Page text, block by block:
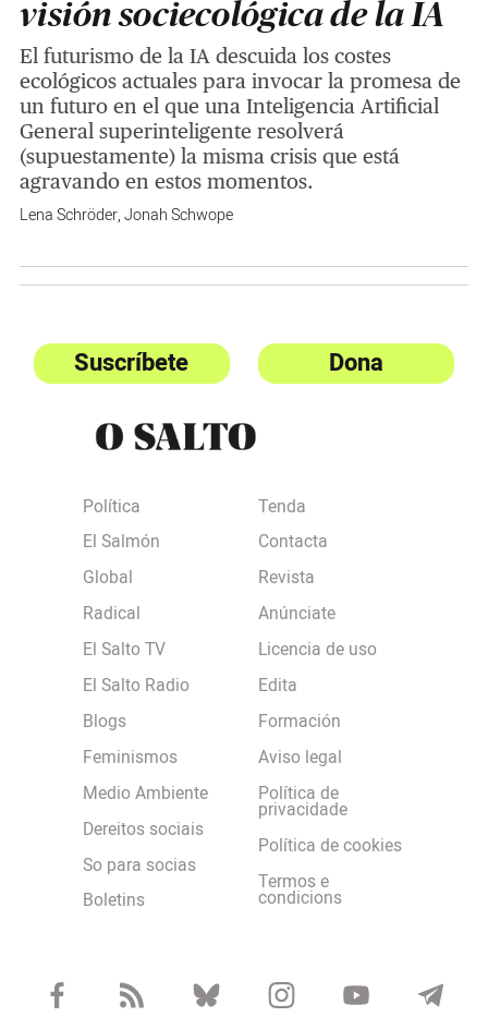
visión sociecológica de la IA
El futurismo de la IA descuida los costes
ecológicos actuales para invocar la promesa de
un futuro en el que una Inteligencia Artificial
General superinteligente resolverá
(supuestamente) la misma crisis que está
agravando en estos momentos.
Lena Schröder,Jonah Schwope
Suscríbete Dona
Política
El Salmón
Global
Radical
El Salto TV
El Salto Radio
Blogs
Feminismos
Medio Ambiente
Dereitos sociais
So para socias
Boletins
Tenda
Contacta
Revista
Anúnciate
Licencia de uso
Edita
Formación
Aviso legal
Política de
privacidade
Política de cookies
Termos e
condicions